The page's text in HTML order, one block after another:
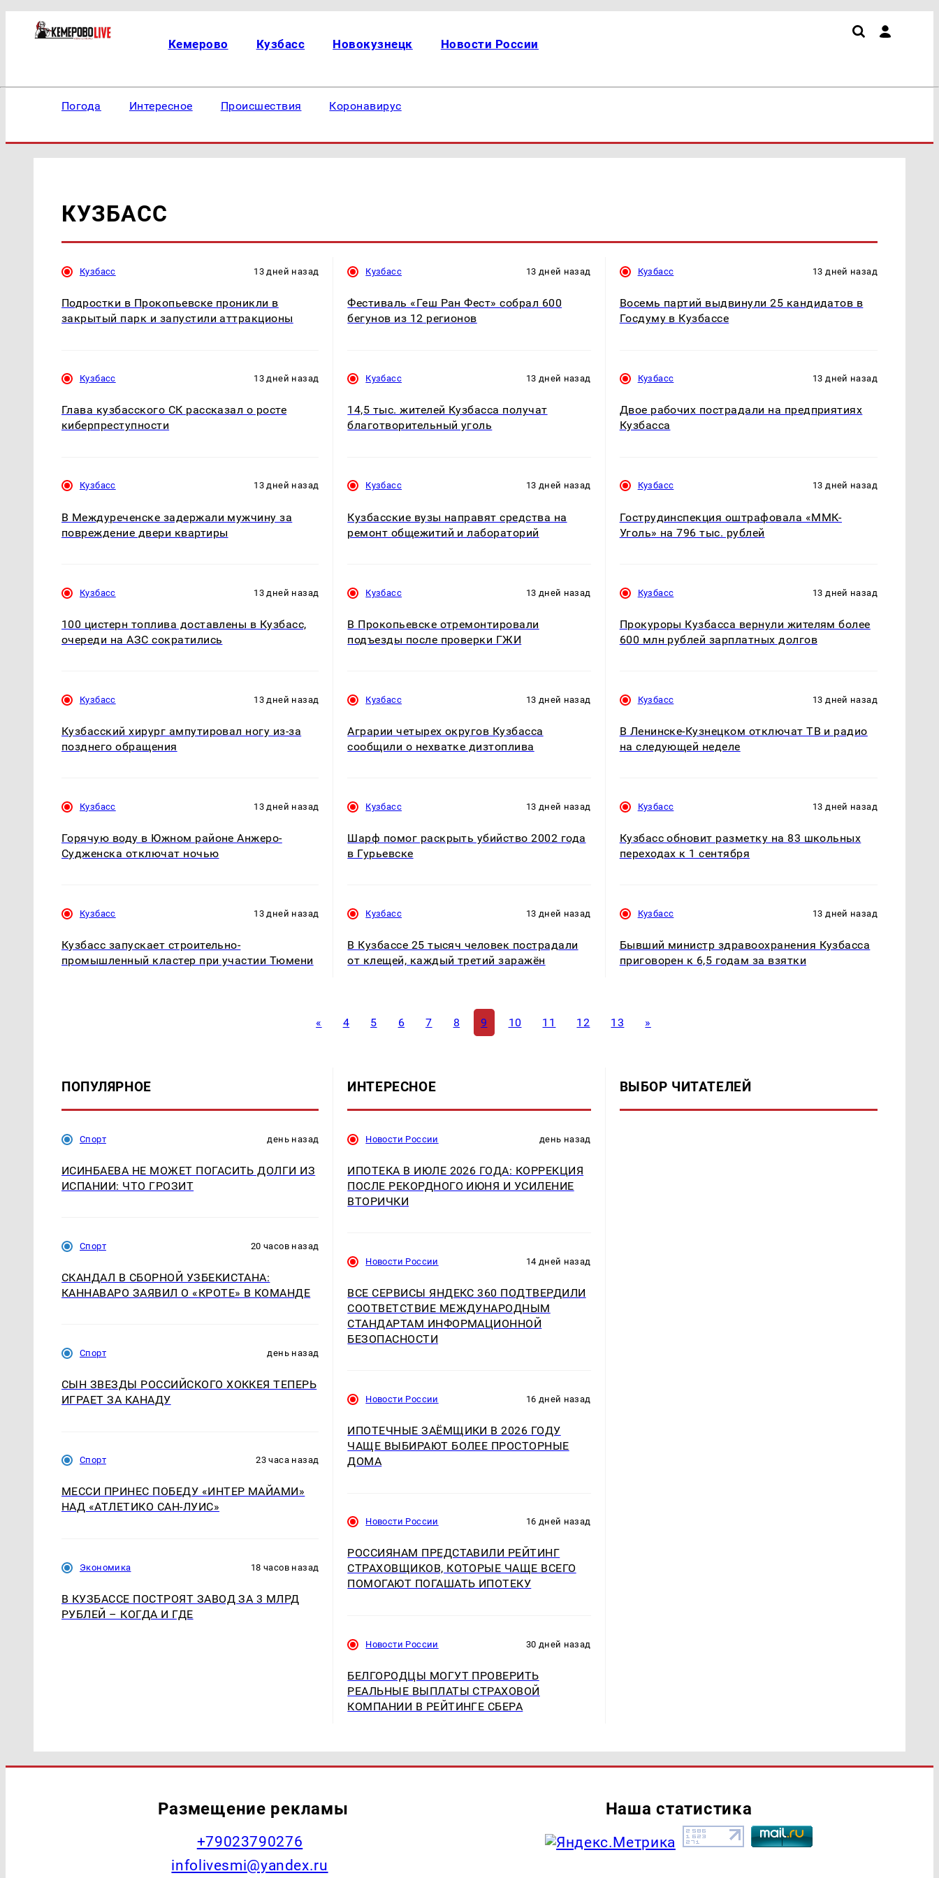
Кемерово Кузбасс Новокузнецк Новости России
Погода Интересное Происшествия Коронавирус
КУЗБАСС
Кузбасс 13 дней назад
Подростки в Прокопьевске проникли в
закрытый парк и запустили аттракционы
Кузбасс 13 дней назад
Глава кузбасского СК рассказал о росте
киберпреступности
Кузбасс 13 дней назад
В Междуреченске задержали мужчину за
повреждение двери квартиры
Кузбасс 13 дней назад
100 цистерн топлива доставлены в Кузбасс,
очереди на АЗС сократились
Кузбасс 13 дней назад
Кузбасский хирург ампутировал ногу из-за
позднего обращения
Кузбасс 13 дней назад
Горячую воду в Южном районе Анжеро-
Судженска отключат ночью
Кузбасс 13 дней назад
Кузбасс запускает строительно-
промышленный кластер при участии Тюмени
Кузбасс 13 дней назад
Фестиваль «Геш Ран Фест» собрал 600
бегунов из 12 регионов
Кузбасс 13 дней назад
14,5 тыс. жителей Кузбасса получат
благотворительный уголь
Кузбасс 13 дней назад
Кузбасские вузы направят средства на
ремонт общежитий и лабораторий
Кузбасс 13 дней назад
В Прокопьевске отремонтировали
подъезды после проверки ГЖИ
Кузбасс 13 дней назад
Аграрии четырех округов Кузбасса
сообщили о нехватке дизтоплива
Кузбасс 13 дней назад
Шарф помог раскрыть убийство 2002 года
в Гурьевске
Кузбасс 13 дней назад
В Кузбассе 25 тысяч человек пострадали
от клещей, каждый третий заражён
Кузбасс 13 дней назад
Восемь партий выдвинули 25 кандидатов в
Госдуму в Кузбассе
Кузбасс 13 дней назад
Двое рабочих пострадали на предприятиях
Кузбасса
Кузбасс 13 дней назад
Гострудинспекция оштрафовала «ММК-
Уголь» на 796 тыс. рублей
Кузбасс 13 дней назад
Прокуроры Кузбасса вернули жителям более
600 млн рублей зарплатных долгов
Кузбасс 13 дней назад
В Ленинске-Кузнецком отключат ТВ и радио
на следующей неделе
Кузбасс 13 дней назад
Кузбасс обновит разметку на 83 школьных
переходах к 1 сентября
Кузбасс 13 дней назад
Бывший министр здравоохранения Кузбасса
приговорен к 6,5 годам за взятки
« 4 5 6 7 8 9 10 11 12 13 »
ПОПУЛЯРНОЕ
Спорт день назад
ИСИНБАЕВА НЕ МОЖЕТ ПОГАСИТЬ ДОЛГИ ИЗ
ИСПАНИИ: ЧТО ГРОЗИТ
Спорт 20 часов назад
СКАНДАЛ В СБОРНОЙ УЗБЕКИСТАНА:
КАННАВАРО ЗАЯВИЛ О «КРОТЕ» В КОМАНДЕ
Спорт день назад
СЫН ЗВЕЗДЫ РОССИЙСКОГО ХОККЕЯ ТЕПЕРЬ
ИГРАЕТ ЗА КАНАДУ
Спорт 23 часа назад
МЕССИ ПРИНЕС ПОБЕДУ «ИНТЕР МАЙАМИ»
НАД «АТЛЕТИКО САН-ЛУИС»
Экономика 18 часов назад
В КУЗБАССЕ ПОСТРОЯТ ЗАВОД ЗА 3 МЛРД
РУБЛЕЙ – КОГДА И ГДЕ
ИНТЕРЕСНОЕ
Новости России день назад
ИПОТЕКА В ИЮЛЕ 2026 ГОДА: КОРРЕКЦИЯ
ПОСЛЕ РЕКОРДНОГО ИЮНЯ И УСИЛЕНИЕ
ВТОРИЧКИ
Новости России 14 дней назад
ВСЕ СЕРВИСЫ ЯНДЕКС 360 ПОДТВЕРДИЛИ
СООТВЕТСТВИЕ МЕЖДУНАРОДНЫМ
СТАНДАРТАМ ИНФОРМАЦИОННОЙ
БЕЗОПАСНОСТИ
Новости России 16 дней назад
ИПОТЕЧНЫЕ ЗАЁМЩИКИ В 2026 ГОДУ
ЧАЩЕ ВЫБИРАЮТ БОЛЕЕ ПРОСТОРНЫЕ
ДОМА
Новости России 16 дней назад
РОССИЯНАМ ПРЕДСТАВИЛИ РЕЙТИНГ
СТРАХОВЩИКОВ, КОТОРЫЕ ЧАЩЕ ВСЕГО
ПОМОГАЮТ ПОГАШАТЬ ИПОТЕКУ
Новости России 30 дней назад
БЕЛГОРОДЦЫ МОГУТ ПРОВЕРИТЬ
РЕАЛЬНЫЕ ВЫПЛАТЫ СТРАХОВОЙ
КОМПАНИИ В РЕЙТИНГЕ СБЕРА
ВЫБОР ЧИТАТЕЛЕЙ
Размещение рекламы
+79023790276
infolivesmi@yandex.ru
Наша статистика